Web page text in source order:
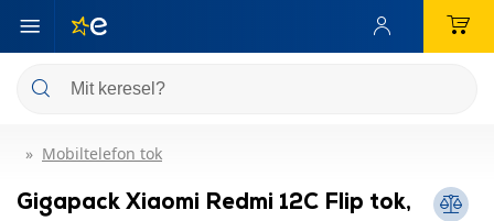
Mobiltelefon tok
Gigapack Xiaomi Redmi 12C Flip tok,